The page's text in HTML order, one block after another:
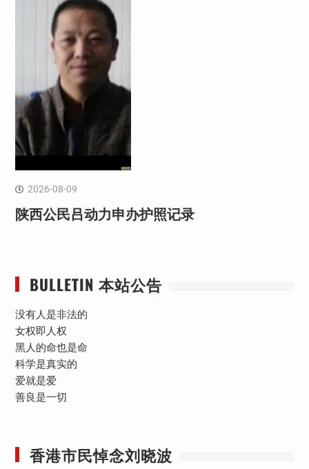
2026-08-09
陕西公民吕动力申办护照记录
BULLETIN 本站公告
没有人是非法的
女权即人权
黑人的命也是命
科学是真实的
爱就是爱
善良是一切
香港市民悼念刘晓波